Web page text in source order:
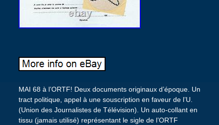
MAI 68 à l’ORTF! Deux documents originaux d’époque. Un
tract politique, appel à une souscription en faveur de l’U.
(Union des Journalistes de Télévision). Un auto-collant en
tissu (jamais utilisé) représentant le sigle de l’ORTF